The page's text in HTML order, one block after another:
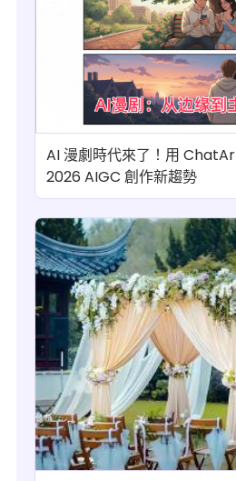
AI 漫劇時代來了！用
2026 AIGC 創作新趨勢